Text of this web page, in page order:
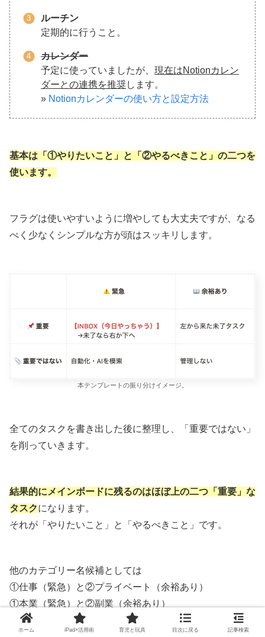
ルーチン
定期的に行うこと。
カレンダー
予定に使っていましたが、 現在はNotionカレン
ダーとの連携を推奨します。
» Notionカレンダーの使い方と設定方法
基本は「①やりたいこと」と「②やるべきこと」の二つを
使います。
フラグは使いやすいように増やしても大丈夫ですが、なる
べく少なくシンプルな方が頭はスッキリします。
本テンプレートの振り分けイメージ。
全てのタスクを書き出した後に整理し、「重要ではない」
を削っていきます。
結果的にメインボードに残るのはほぼ上の二つ「重要」な
タスクになります。
それが「やりたいこと」と「やるべきこと」です。
他のカテゴリー名候補としては
①仕事（緊急）と②プライベート（余裕あり）
①本業（緊急）と②副業（余裕あり）
頭の中で分けやすいカテゴリー名でカスタマイズしてくだ
ホーム iPad×活用術 育児と玩具 目次に戻る 記事検索